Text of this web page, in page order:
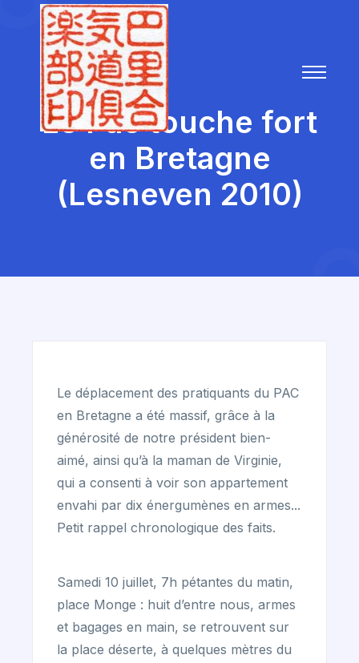
Le Pac touche fort
en Bretagne
(Lesneven 2010)
Le déplacement des pratiquants du PAC
en Bretagne a été massif, grâce à la
générosité de notre président bien-
aimé, ainsi qu’à la maman de Virginie,
qui a consenti à voir son appartement
envahi par dix énergumènes en armes...
Petit rappel chronologique des faits.
Samedi 10 juillet, 7h pétantes du matin,
place Monge : huit d’entre nous, armes
et bagages en main, se retrouvent sur
la place déserte, à quelques mètres du